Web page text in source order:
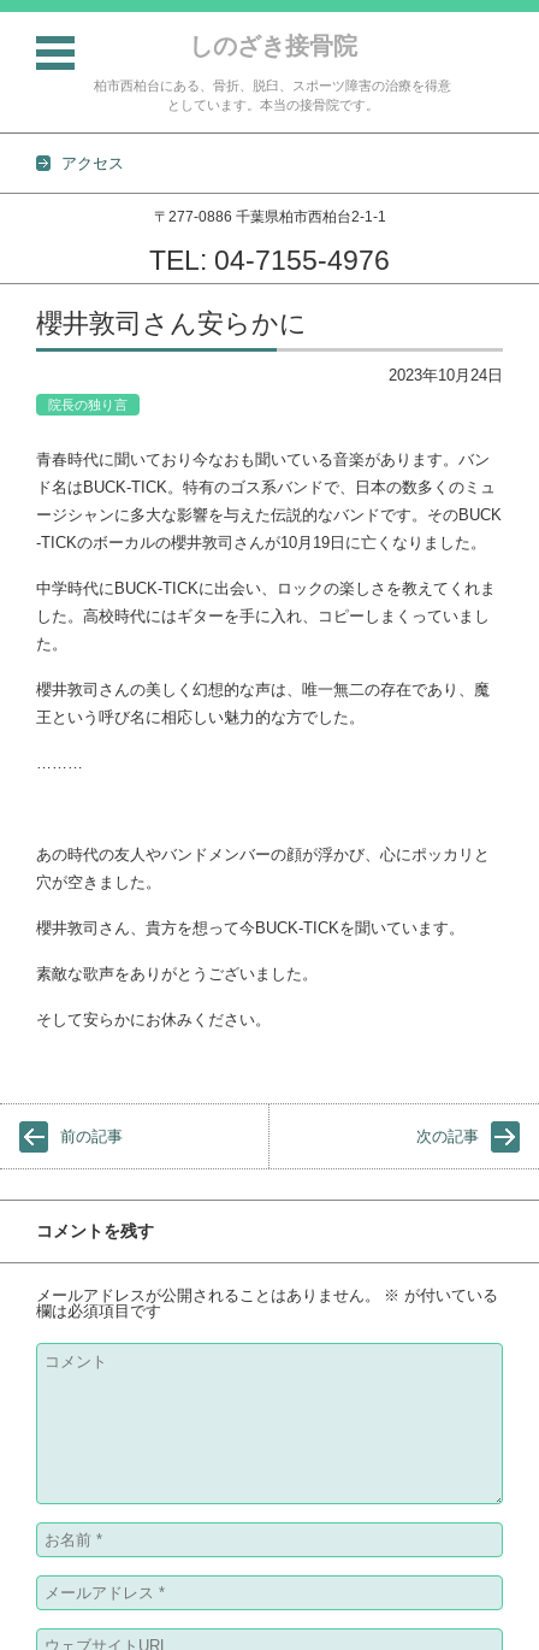
しのざき接骨院
柏市西柏台にある、骨折、脱臼、スポーツ障害の治療を得意
としています。本当の接骨院です。
アクセス
〒277-0886 千葉県柏市西柏台2-1-1
TEL: 04-7155-4976
コンテンツに移動
櫻井敦司さん安らかに
2023年10月24日
院長の独り言
青春時代に聞いており今なおも聞いている音楽があります。バン
ド名はBUCK-TICK。特有のゴス系バンドで、日本の数多くのミュ
ージシャンに多大な影響を与えた伝説的なバンドです。そのBUCK
-TICKのボーカルの櫻井敦司さんが10月19日に亡くなりました。
中学時代にBUCK-TICKに出会い、ロックの楽しさを教えてくれま
した。高校時代にはギターを手に入れ、コピーしまくっていまし
た。
櫻井敦司さんの美しく幻想的な声は、唯一無二の存在であり、魔
王という呼び名に相応しい魅力的な方でした。
………
あの時代の友人やバンドメンバーの顔が浮かび、心にポッカリと
穴が空きました。
櫻井敦司さん、貴方を想って今BUCK-TICKを聞いています。
素敵な歌声をありがとうございました。
そして安らかにお休みください。
前の記事 次の記事
コメントを残す
メールアドレスが公開されることはありません。 ※ が付いている
欄は必須項目です